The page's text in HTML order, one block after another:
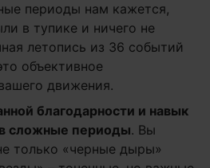
периоды нам кажется,
в тупике и ничего не
летопись из 36 событий
объективное
движения.
благодарности и навык
сложные периоды. Вы
только «черные дыры»